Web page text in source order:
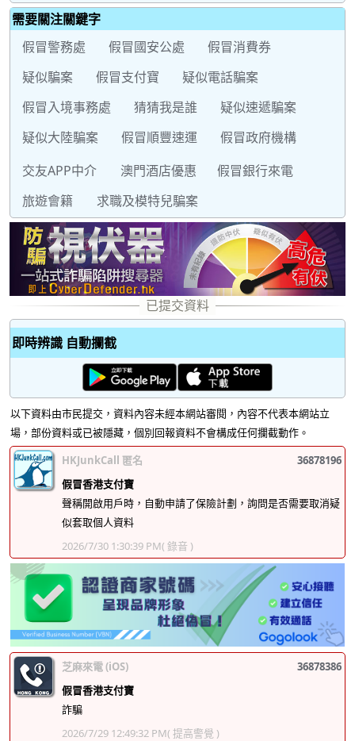
需要關注關鍵字
假冒警務處
假冒國安公處
假冒消費券
疑似騙案
假冒支付寶
疑似電話騙案
假冒入境事務處
猜猜我是誰
疑似速遞騙案
疑似大陸騙案
假冒順豐速運
假冒政府機構
交友APP中介
澳門酒店優惠
假冒銀行來電
旅遊會籍
求職及模特兒騙案
即時辨識 自動攔截
以下資料由市民提交，資料內容未經本網站審閱，內容不代表本網站立
場，部份資料或已被隱藏，個別回報資料不會構成任何攔截動作。
HKJunkCall 匿名
36878196
假冒香港支付寶
聲稱開啟用戶時，自動申請了保險計劃，詢問是否需要取消疑
似套取個人資料
2026/7/30 1:30:39 PM( 錄音 )
芝麻來電 (iOS)
36878386
假冒香港支付寶
詐騙
2026/7/29 12:49:32 PM( 提高警覺 )